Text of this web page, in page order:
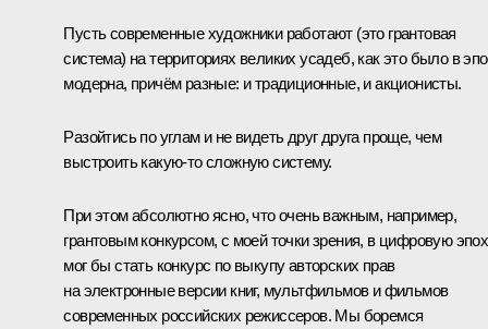
Пусть современные художники работают (это грантовая
система) на территориях великих усадеб, как это было в
модерна, причём разные: и традиционные, и акционисты.
Разойтись по углам и не видеть друг друга проще, чем
выстроить какую‑то сложную систему.
При этом абсолютно ясно, что очень важным, например,
грантовым конкурсом, с моей точки зрения, в цифровую
мог бы стать конкурс по выкупу авторских прав
на электронные версии книг, мультфильмов и фильмов
современных российских режиссеров. Мы боремся